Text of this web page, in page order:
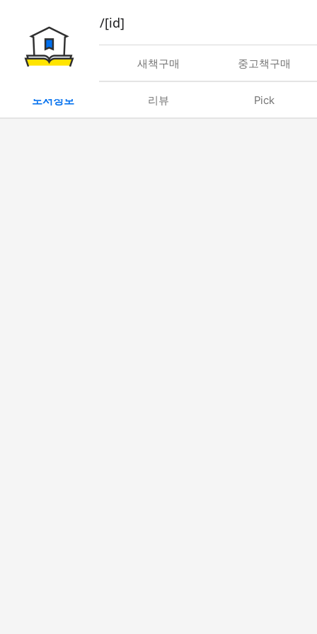
book/rent/[id]
대여 새책구매 중고책구매
도서정보 리뷰 Pick